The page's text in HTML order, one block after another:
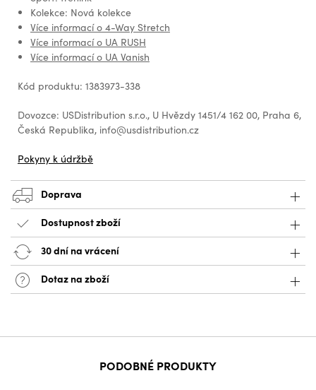
Kolekce: Nová kolekce
Více informací o 4-Way Stretch
Více informací o UA RUSH
Více informací o UA Vanish
Kód produktu: 1383973-338
Dovozce: USDistribution s.r.o., U Hvězdy 1451/4 162 00, Praha 6,
Česká Republika, info@usdistribution.cz
Pokyny k údržbě
Doprava
Dostupnost zboží
30 dní na vrácení
Dotaz na zboží
PODOBNÉ PRODUKTY